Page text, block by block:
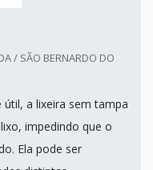
/ SÃO BERNARDO DO
a lixeira sem tampa
impedindo que o
Ela pode ser